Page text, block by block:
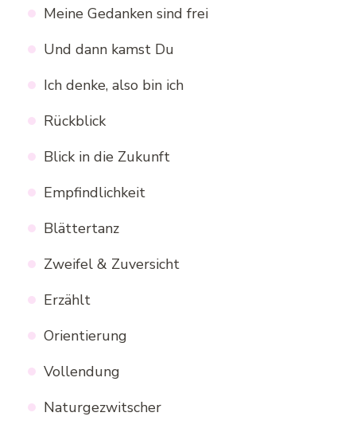
Meine Gedanken sind frei
Und dann kamst Du
Ich denke, also bin ich
Rückblick
Blick in die Zukunft
Empfindlichkeit
Blättertanz
Zweifel & Zuversicht
Erzählt
Orientierung
Vollendung
Naturgezwitscher